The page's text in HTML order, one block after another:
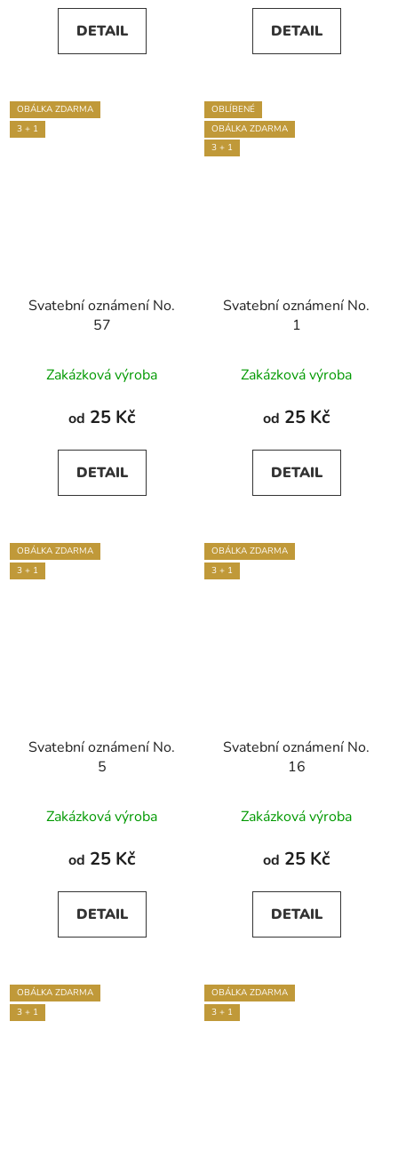
5,0
z
DETAIL DETAIL
OBÁLKA ZDARMA
3 + 1
Svatební oznámení No.
57
Zakázková výroba
od 25 Kč
DETAIL
OBLÍBENÉ
OBÁLKA ZDARMA
3 + 1
Svatební oznámení No.
1
hodnocení
produktu
5,0
z
Zakázková výroba
od 25 Kč
DETAIL
OBÁLKA ZDARMA
3 + 1
Svatební oznámení No.
5
hodnocení
produktu
5,0
z
Zakázková výroba
od 25 Kč
DETAIL
OBÁLKA ZDARMA
3 + 1
Svatební oznámení No.
16
hodnocení
produktu
5,0
z
Zakázková výroba
od 25 Kč
DETAIL
OBÁLKA ZDARMA
3 + 1
OBÁLKA ZDARMA
3 + 1